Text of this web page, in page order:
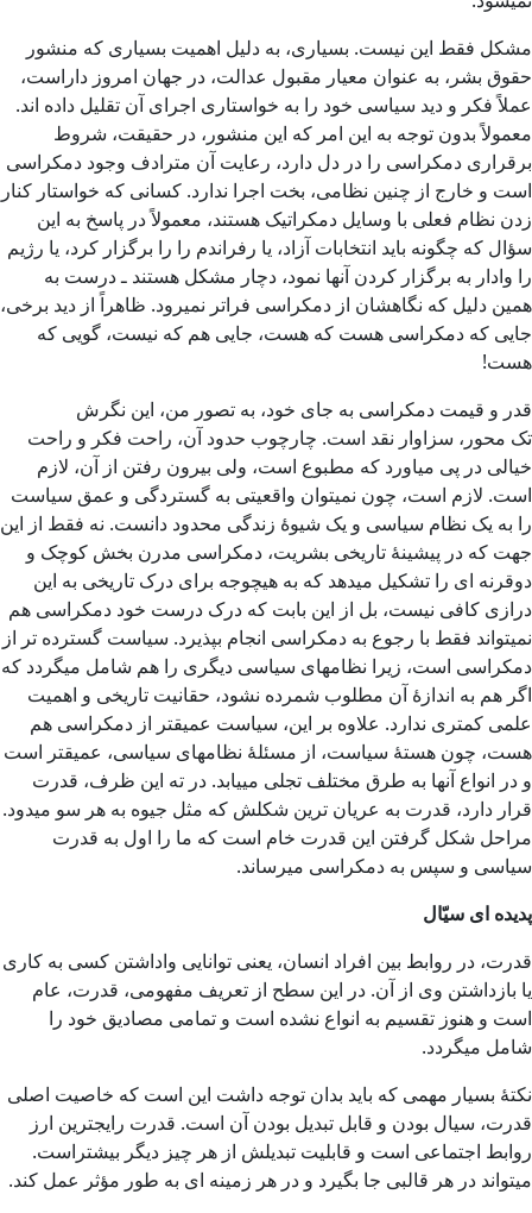
مشکل فقط این نیست. بسیاری، به دلیل اهمیت بسیاری که منشور
حقوق بشر، به عنوان معیار مقبول عدالت، در جهان امروز داراست،
عملاً فکر و دید سیاسی خود را به خواستاری اجرای آن تقلیل داده اند.
معمولاً بدون توجه به این امر که این منشور، در حقیقت، شروط
برقراری دمکراسی را در دل دارد، رعایت آن مترادف وجود دمکراسی
است و خارج از چنین نظامی، بخت اجرا ندارد. کسانی که خواستار کنار
زدن نظام فعلی با وسایل دمکراتیک هستند، معمولاً در پاسخ به این
سؤال که چگونه باید انتخابات آزاد، یا رفراندم را را برگزار کرد، یا رژیم
را وادار به برگزار کردن آنها نمود، دچار مشکل هستند ـ درست به
همین دلیل که نگاهشان از دمکراسی فراتر نمیرود. ظاهراً از دید برخی،
جایی که دمکراسی هست که هست، جایی هم که نیست، گویی که
هست!
قدر و قیمت دمکراسی به جای خود، به تصور من، این نگرش
تک محور، سزاوار نقد است. چارچوب حدود آن، راحت فکر و راحت
خیالی در پی میاورد که مطبوع است، ولی بیرون رفتن از آن، لازم
است. لازم است، چون نمیتوان واقعیتی به گستردگی و عمق سیاست
را به یک نظام سیاسی و یک شیوۀ زندگی محدود دانست. نه فقط از این
جهت که در پیشینۀ تاریخی بشریت، دمکراسی مدرن بخش کوچک و
دوقرنه ای را تشکیل میدهد که به هیچوجه برای درک تاریخی به این
درازی کافی نیست، بل از این بابت که درک درست خود دمکراسی هم
نمیتواند فقط با رجوع به دمکراسی انجام بپذیرد. سیاست گسترده تر از
دمکراسی است، زیرا نظامهای سیاسی دیگری را هم شامل میگردد که
اگر هم به اندازۀ آن مطلوب شمرده نشود، حقانیت تاریخی و اهمیت
علمی کمتری ندارد. علاوه بر این، سیاست عمیقتر از دمکراسی هم
هست، چون هستۀ سیاست، از مسئلۀ نظامهای سیاسی، عمیقتر است
و در انواع آنها به طرق مختلف تجلی مییابد. در ته این ظرف، قدرت
قرار دارد، قدرت به عریان ترین شکلش که مثل جیوه به هر سو میدود.
مراحل شکل گرفتن این قدرت خام است که ما را اول به قدرت
سیاسی و سپس به دمکراسی میرساند.
پدیده ای سیّال
قدرت، در روابط بین افراد انسان، یعنی توانایی واداشتن کسی به کاری
یا بازداشتن وی از آن. در این سطح از تعریف مفهومی، قدرت، عام
است و هنوز تقسیم به انواع نشده است و تمامی مصادیق خود را
شامل میگردد.
نکتۀ بسیار مهمی که باید بدان توجه داشت این است که خاصیت اصلی
قدرت، سیال بودن و قابل تبدیل بودن آن است. قدرت رایجترین ارز
روابط اجتماعی است و قابلیت تبدیلش از هر چیز دیگر بیشتراست.
میتواند در هر قالبی جا بگیرد و در هر زمینه ای به طور مؤثر عمل کند.